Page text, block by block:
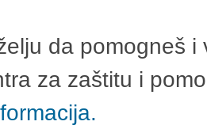
da pomogneš
za zaštitu i